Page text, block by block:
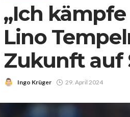
„Ich
Lino
Zukunft auf
Ingo Krüger 29. April 2024